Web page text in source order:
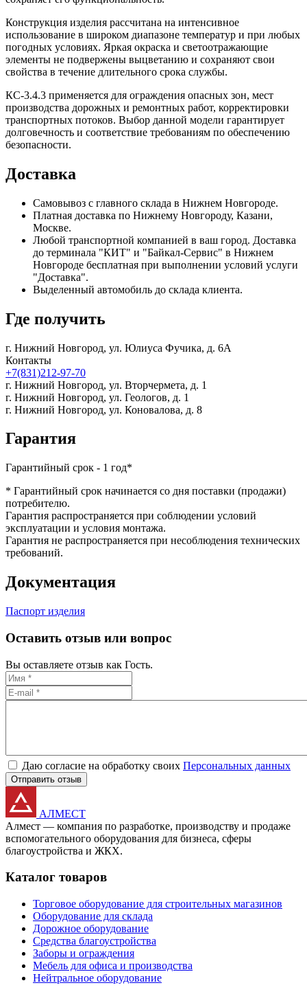
Конструкция изделия рассчитана на интенсивное
использование в широком диапазоне температур и при любых
погодных условиях. Яркая окраска и светоотражающие
элементы не подвержены выцветанию и сохраняют свои
свойства в течение длительного срока службы.
КС-3.4.3 применяется для ограждения опасных зон, мест
производства дорожных и ремонтных работ, корректировки
транспортных потоков. Выбор данной модели гарантирует
долговечность и соответствие требованиям по обеспечению
безопасности.
Доставка
Самовывоз с главного склада в Нижнем Новгороде.
Платная доставка по Нижнему Новгороду, Казани,
Москве.
Любой транспортной компанией в ваш город. Доставка
до терминала "КИТ" и "Байкал-Сервис" в Нижнем
Новгороде бесплатная при выполнении условий услуги
"Доставка".
Выделенный автомобиль до склада клиента.
Где получить
г. Нижний Новгород, ул. Юлиуса Фучика, д. 6А
Контакты
+7(831)212-97-70
г. Нижний Новгород, ул. Вторчермета, д. 1
г. Нижний Новгород, ул. Геологов, д. 1
г. Нижний Новгород, ул. Коновалова, д. 8
Гарантия
Гарантийный срок - 1 год*
* Гарантийный срок начинается со дня поставки (продажи)
потребителю.
Гарантия распространяется при соблюдении условий
эксплуатации и условия монтажа.
Гарантия не распространяется при несоблюдения технических
требований.
Документация
Паспорт изделия
Оставить отзыв или вопрос
Вы оставляете отзыв как Гость.
Даю согласие на обработку своих Персональных данных
Отправить отзыв
АЛМЕСТ
Алмест — компания по разработке, производству и продаже
вспомогательного оборудования для бизнеса, сферы
благоустройства и ЖКХ.
Каталог товаров
Торговое оборудование для строительных магазинов
Оборудование для склада
Дорожное оборудование
Средства благоустройства
Заборы и ограждения
Мебель для офиса и производства
Нейтральное оборудование